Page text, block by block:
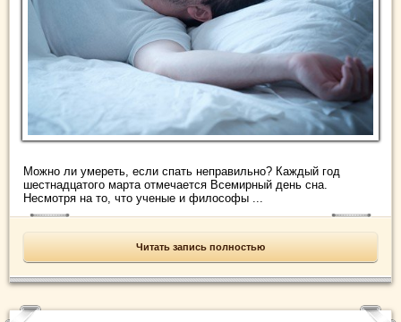
Можно ли умереть, если спать неправильно? Каждый год
шестнадцатого марта отмечается Всемирный день сна.
Несмотря на то, что ученые и философы ...
Читать запись полностью